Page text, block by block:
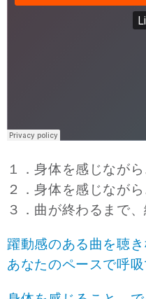
１．身体を感じなが
２．身体を感じなが
３．曲が終わるまで、
躍動感のある曲を聴き
あなたのペースで呼